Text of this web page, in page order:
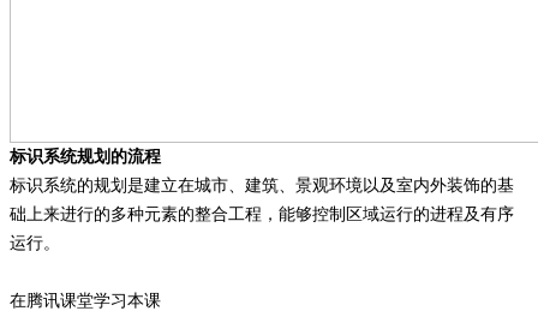
标识系统规划的流程
标识系统的规划是建立在城市、建筑、景观环境以及室内外装饰的基
础上来进行的多种元素的整合工程，能够控制区域运行的进程及有序
运行。
在腾讯课堂学习本课